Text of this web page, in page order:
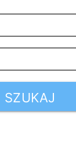
SZUKAJ